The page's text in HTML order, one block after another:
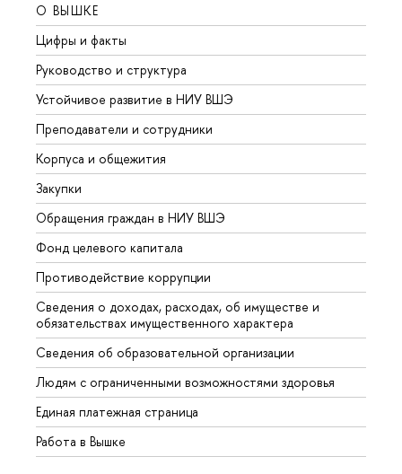
О ВЫШКЕ
Цифры и факты
Руководство и структура
Устойчивое развитие в НИУ ВШЭ
Преподаватели и сотрудники
Корпуса и общежития
Закупки
Обращения граждан в НИУ ВШЭ
Фонд целевого капитала
Противодействие коррупции
Сведения о доходах, расходах, об имуществе и
обязательствах имущественного характера
Сведения об образовательной организации
Людям с ограниченными возможностями здоровья
Единая платежная страница
Работа в Вышке